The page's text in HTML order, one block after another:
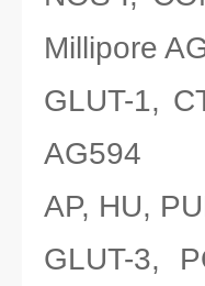
Millipore
GLUT-1,
AG594
AP, HU,
GLUT-3,